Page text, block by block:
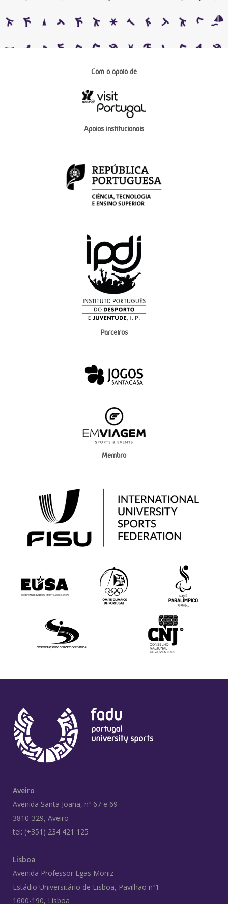
Com o apoio de
Apoios institucionais
Parceiros
Membro
Aveiro
Avenida Santa Joana, nº 67 e 69
3810-329, Aveiro
tel: (+351) 234 421 125
Lisboa
Avenida Professor Egas Moniz
Estádio Universitário de Lisboa, Pavilhão nº1
1600-190, Lisboa